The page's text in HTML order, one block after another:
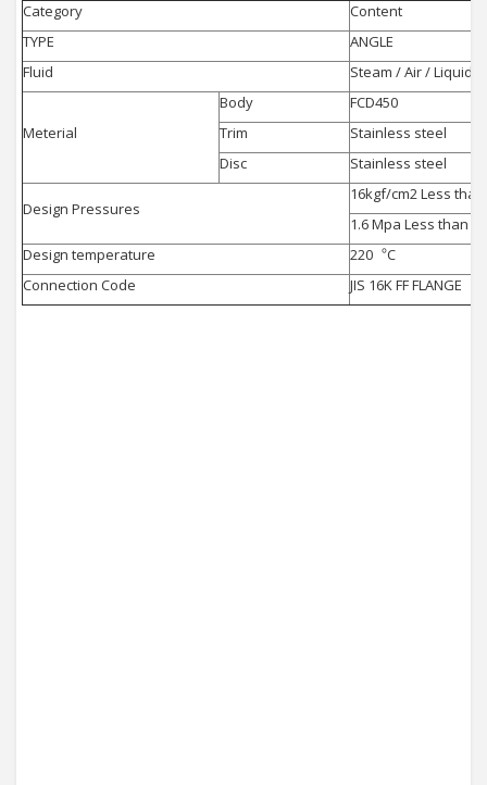
Category
Content
TYPE
ANGLE
Fluid
Steam / Air / Liquid /
Meterial
Body
FCD450
Trim
Stainless steel
Disc
Stainless steel
Design Pressures
16kgf/cm2 Less than
1.6 Mpa Less than
Design temperature
220︒C
Connection Code
JIS 16K FF FLANGE